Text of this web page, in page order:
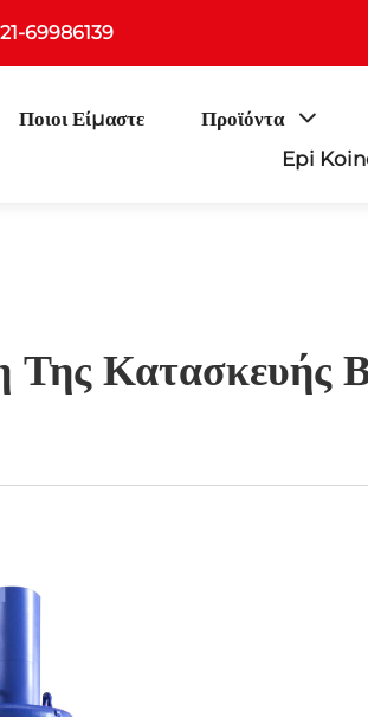
69986139
Ποιοι Είμαστε Προϊόντα
Epi
Της Κατασκευής